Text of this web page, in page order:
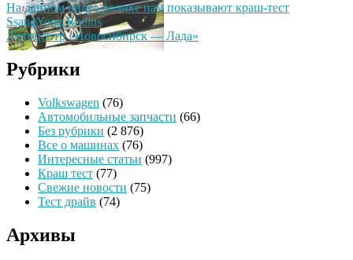
На данном видео ролике нам показывают краш-тест
SsangYong Rodius
Автоцентр «Новосибирск — Лада»
Рубрики
Volkswagen (76)
Автомобильные запчасти (66)
Без рубрики (2 876)
Все о машинах (76)
Интересные статьи (997)
Краш тест (77)
Свежие новости (75)
Тест драйв (74)
Архивы